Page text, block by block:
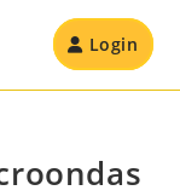
Login